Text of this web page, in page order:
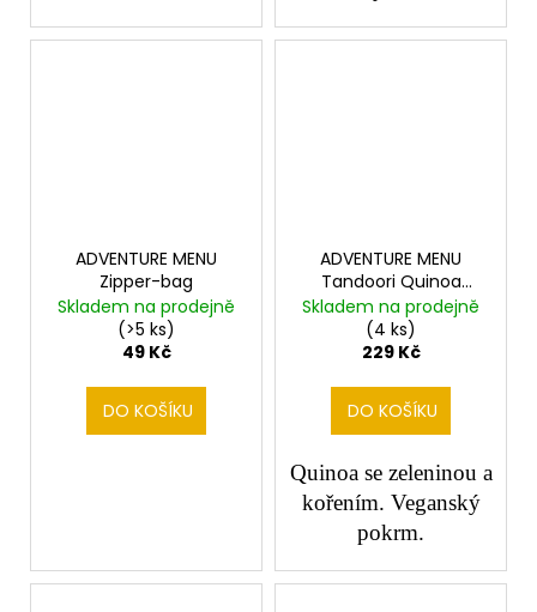
ADVENTURE MENU
Zipper-bag
Skladem na prodejně
(>5 ks)
49 Kč
DO KOŠÍKU
ADVENTURE MENU
Tandoori Quinoa
VEGAN
Skladem na prodejně
(4 ks)
229 Kč
DO KOŠÍKU
Quinoa se zeleninou a
kořením. Veganský
pokrm.